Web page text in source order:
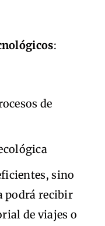
:
de
sino
podrá recibir
de viajes o